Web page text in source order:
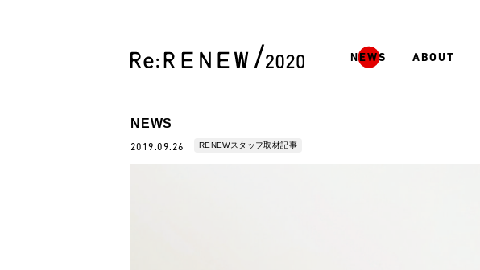
NEWS ABOUT
NEWS
2019.09.26 RENEWスタッフ取材記事